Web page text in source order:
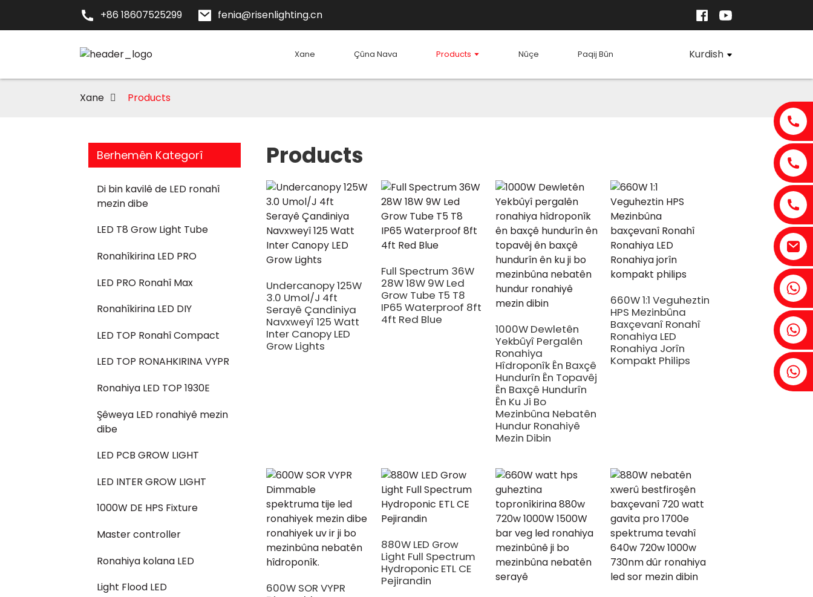
+86 18607525299 fenia@risenlighting.cn
Xane Çûna Nava Products Nûçe Paqij Bûn Kurdish
Fenia：+86 18607525299
Ivy: +86 18607522355
Tobin: +86 18818667168
Xane Products
Berhemên Kategorî
Di bin kavilê de LED ronahî
mezin dibe
LED T8 Grow Light Tube
Ronahîkirina LED PRO
LED PRO Ronahî Max
Ronahîkirina LED DIY
LED TOP Ronahî Compact
LED TOP RONAHKIRINA VYPR
Ronahiya LED TOP 1930E
Şêweya LED ronahiyê mezin
dibe
LED PCB GROW LIGHT
LED INTER GROW LIGHT
1000W DE HPS Fixture
Master controller
Ronahiya kolana LED
Light Flood LED
Products
Undercanopy 125W
3.0 Umol/J 4ft
Serayê Çandiniya
Navxweyî 125 Watt
Inter Canopy LED
Grow Lights
Full Spectrum 36W
28W 18W 9W Led
Grow Tube T5 T8
IP65 Waterproof 8ft
4ft Red Blue
1000W Dewletên
Yekbûyî Pergalên
Ronahiya
Hîdroponîk Ên Baxçê
Hundurîn Ên Topavêj
Ên Baxçê Hundurîn
Ên Ku Ji Bo
Mezinbûna Nebatên
Hundur Ronahiyê
Mezin Dibin
660W 1:1 Veguheztin
HPS Mezinbûna
Baxçevanî Ronahî
Ronahiya LED
Ronahiya Jorîn
Kompakt Philips
600W SOR VYPR
880W LED Grow
Light Full Spectrum
Hydroponic ETL CE
Pejirandin